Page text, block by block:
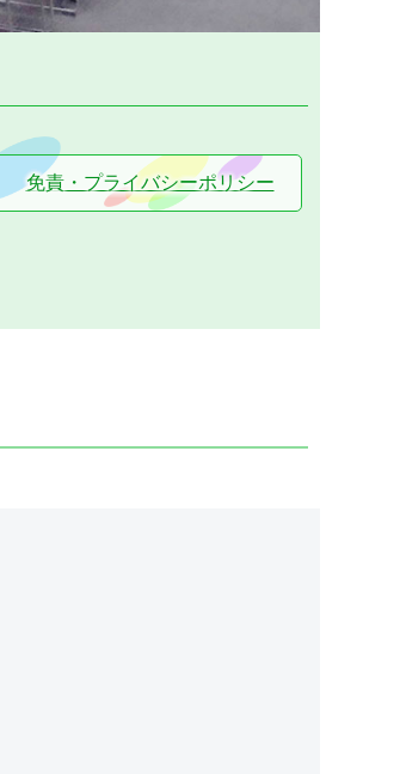
免責・プライバシーポリシー